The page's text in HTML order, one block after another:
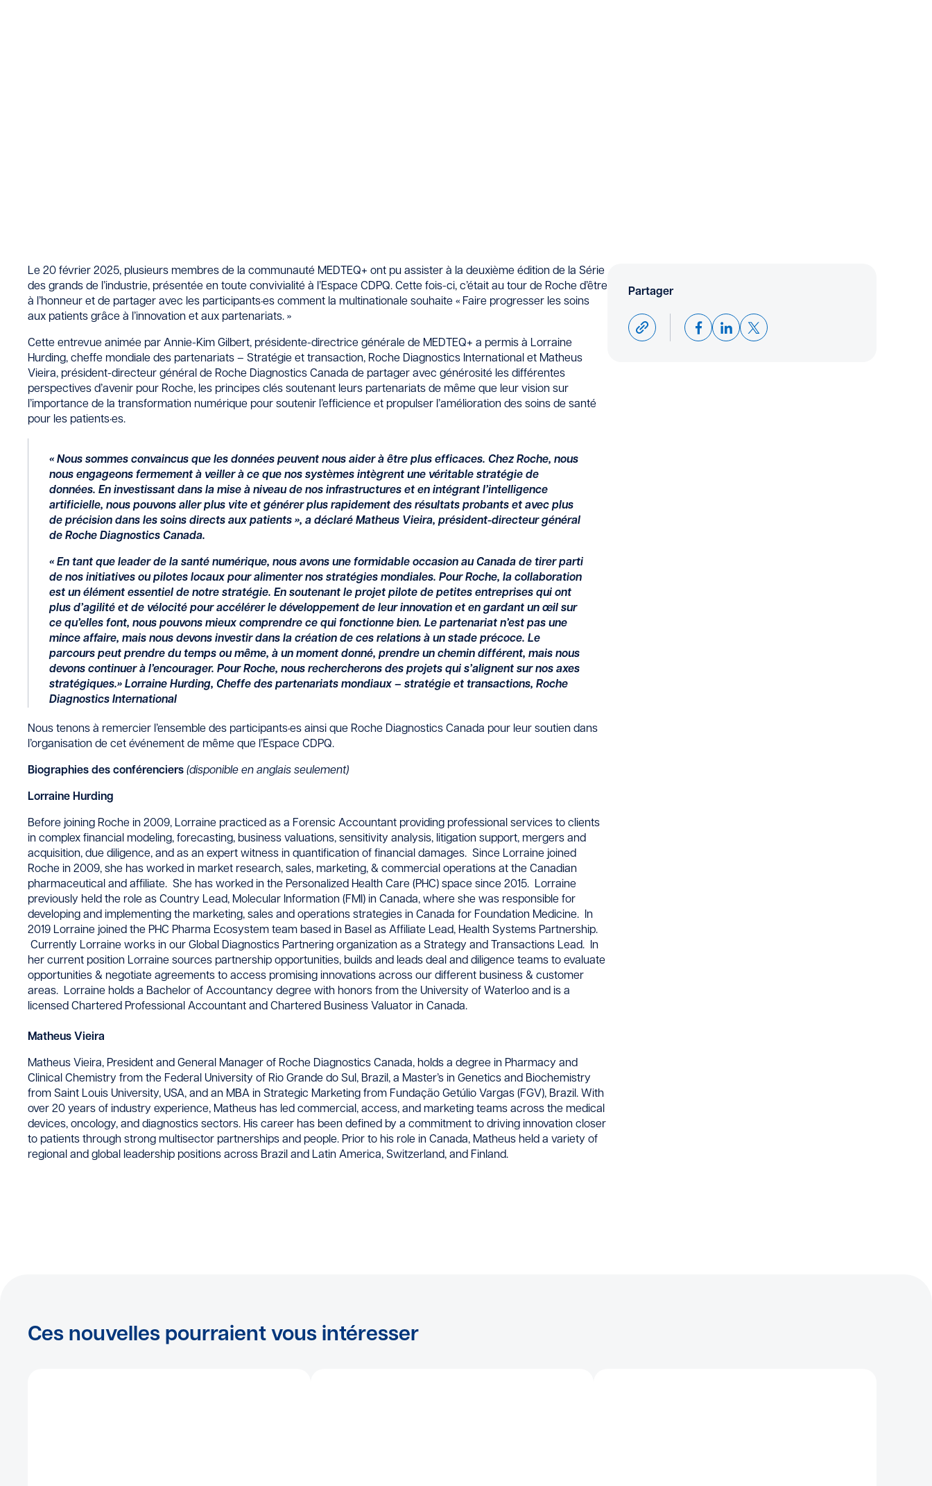
Le 20 février 2025, plusieurs membres de la communauté MEDTEQ+ ont pu assister à la deuxième édition de la Série
des grands de l’industrie, présentée en toute convivialité à l’Espace CDPQ. Cette fois-ci, c’était au tour de Roche d’être
à l’honneur et de partager avec les participants·es comment la multinationale souhaite « Faire progresser les soins
aux patients grâce à l’innovation et aux partenariats. »
Cette entrevue animée par Annie-Kim Gilbert, présidente-directrice générale de MEDTEQ+ a permis à Lorraine
Hurding, cheffe mondiale des partenariats – Stratégie et transaction, Roche Diagnostics International et Matheus
Vieira, président-directeur général de Roche Diagnostics Canada de partager avec générosité les différentes
perspectives d’avenir pour Roche, les principes clés soutenant leurs partenariats de même que leur vision sur
l’importance de la transformation numérique pour soutenir l’efficience et propulser l’amélioration des soins de santé
pour les patients·es.
« Nous sommes convaincus que les données peuvent nous aider à être plus efficaces. Chez Roche, nous
nous engageons fermement à veiller à ce que nos systèmes intègrent une véritable stratégie de
données. En investissant dans la mise à niveau de nos infrastructures et en intégrant l’intelligence
artificielle, nous pouvons aller plus vite et générer plus rapidement des résultats probants et avec plus
de précision dans les soins directs aux patients », a déclaré Matheus Vieira, président-directeur général
de Roche Diagnostics Canada.
« En tant que leader de la santé numérique, nous avons une formidable occasion au Canada de tirer parti
de nos initiatives ou pilotes locaux pour alimenter nos stratégies mondiales. Pour Roche, la collaboration
est un élément essentiel de notre stratégie. En soutenant le projet pilote de petites entreprises qui ont
plus d’agilité et de vélocité pour accélérer le développement de leur innovation et en gardant un œil sur
ce qu’elles font, nous pouvons mieux comprendre ce qui fonctionne bien. Le partenariat n’est pas une
mince affaire, mais nous devons investir dans la création de ces relations à un stade précoce. Le
parcours peut prendre du temps ou même, à un moment donné, prendre un chemin différent, mais nous
devons continuer à l’encourager. Pour Roche, nous rechercherons des projets qui s’alignent sur nos axes
stratégiques.» Lorraine Hurding, Cheffe des partenariats mondiaux – stratégie et transactions, Roche
Diagnostics International
Nous tenons à remercier l’ensemble des participants·es ainsi que Roche Diagnostics Canada pour leur soutien dans
l’organisation de cet événement de même que l’Espace CDPQ.
Biographies des conférenciers (disponible en anglais seulement)
Lorraine Hurding
Before joining Roche in 2009, Lorraine practiced as a Forensic Accountant providing professional services to clients
in complex financial modeling, forecasting, business valuations, sensitivity analysis, litigation support, mergers and
acquisition, due diligence, and as an expert witness in quantification of financial damages. Since Lorraine joined
Roche in 2009, she has worked in market research, sales, marketing, & commercial operations at the Canadian
pharmaceutical and affiliate. She has worked in the Personalized Health Care (PHC) space since 2015. Lorraine
previously held the role as Country Lead, Molecular Information (FMI) in Canada, where she was responsible for
developing and implementing the marketing, sales and operations strategies in Canada for Foundation Medicine. In
2019 Lorraine joined the PHC Pharma Ecosystem team based in Basel as Affiliate Lead, Health Systems Partnership.
Currently Lorraine works in our Global Diagnostics Partnering organization as a Strategy and Transactions Lead. In
her current position Lorraine sources partnership opportunities, builds and leads deal and diligence teams to evaluate
opportunities & negotiate agreements to access promising innovations across our different business & customer
areas. Lorraine holds a Bachelor of Accountancy degree with honors from the University of Waterloo and is a
licensed Chartered Professional Accountant and Chartered Business Valuator in Canada.
Matheus Vieira
Matheus Vieira, President and General Manager of Roche Diagnostics Canada, holds a degree in Pharmacy and
Clinical Chemistry from the Federal University of Rio Grande do Sul, Brazil, a Master’s in Genetics and Biochemistry
from Saint Louis University, USA, and an MBA in Strategic Marketing from Fundação Getúlio Vargas (FGV), Brazil. With
over 20 years of industry experience, Matheus has led commercial, access, and marketing teams across the medical
devices, oncology, and diagnostics sectors. His career has been defined by a commitment to driving innovation closer
to patients through strong multisector partnerships and people. Prior to his role in Canada, Matheus held a variety of
regional and global leadership positions across Brazil and Latin America, Switzerland, and Finland.
Partager
Ces nouvelles pourraient vous intéresser